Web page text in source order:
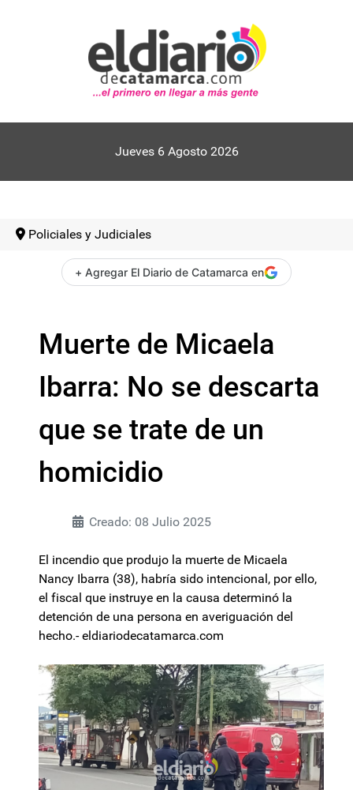
Jueves 6 Agosto 2026
Policiales y Judiciales
+ Agregar El Diario de Catamarca en
Muerte de Micaela
Ibarra: No se descarta
que se trate de un
homicidio
Creado: 08 Julio 2025
El incendio que produjo la muerte de Micaela
Nancy Ibarra (38), habría sido intencional, por ello,
el fiscal que instruye en la causa determinó la
detención de una persona en averiguación del
hecho.- eldiariodecatamarca.com